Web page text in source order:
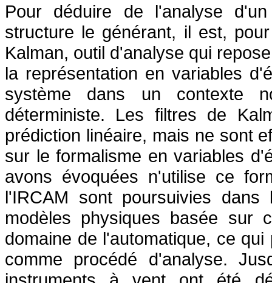
Pour déduire de l'analyse
structure le générant, il est,
Kalman, outil d'analyse qui
la représentation en variables
système dans un contexte
déterministe. Les filtres de
prédiction linéaire, mais ne sont
sur le formalisme en variables
avons évoquées n'utilise ce
l'IRCAM sont poursuivies
modèles physiques basée sur
domaine de l'automatique, ce
comme procédé d'analyse.